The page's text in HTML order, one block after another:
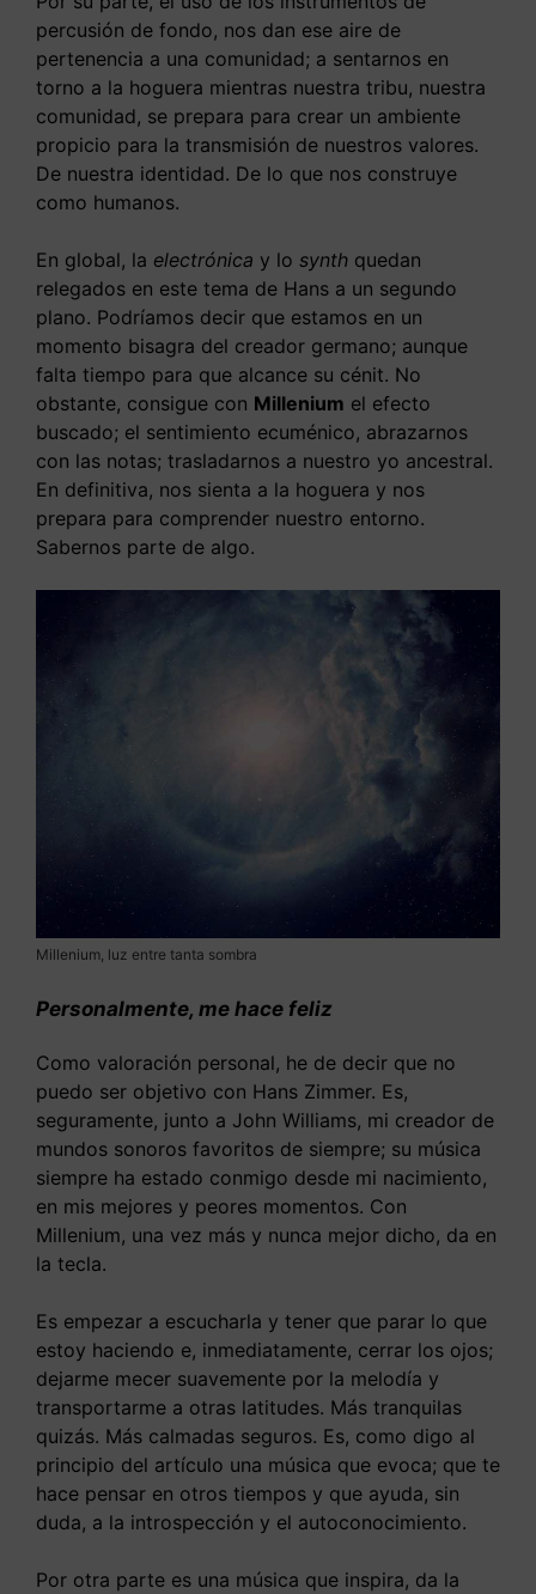
percusión de fondo, nos dan ese aire de
pertenencia a una comunidad; a sentarnos en
torno a la hoguera mientras nuestra tribu, nuestra
comunidad, se prepara para crear un ambiente
propicio para la transmisión de nuestros valores.
De nuestra identidad. De lo que nos construye
como humanos.
En global, la electrónica y lo synth quedan
relegados en este tema de Hans a un segundo
plano. Podríamos decir que estamos en un
momento bisagra del creador germano; aunque
falta tiempo para que alcance su cénit. No
obstante, consigue con Millenium el efecto
buscado; el sentimiento ecuménico, abrazarnos
con las notas; trasladarnos a nuestro yo ancestral.
En definitiva, nos sienta a la hoguera y nos
prepara para comprender nuestro entorno.
Sabernos parte de algo.
Millenium, luz entre tanta sombra
Personalmente, me hace feliz
Como valoración personal, he de decir que no
puedo ser objetivo con Hans Zimmer. Es,
seguramente, junto a John Williams, mi creador de
mundos sonoros favoritos de siempre; su música
siempre ha estado conmigo desde mi nacimiento,
en mis mejores y peores momentos. Con
Millenium, una vez más y nunca mejor dicho, da en
la tecla.
Es empezar a escucharla y tener que parar lo que
estoy haciendo e, inmediatamente, cerrar los ojos;
dejarme mecer suavemente por la melodía y
transportarme a otras latitudes. Más tranquilas
quizás. Más calmadas seguros. Es, como digo al
principio del artículo una música que evoca; que te
hace pensar en otros tiempos y que ayuda, sin
duda, a la introspección y el autoconocimiento.
Por otra parte es una música que inspira, da la